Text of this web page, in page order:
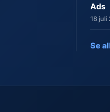
Ads
18 juli
Se